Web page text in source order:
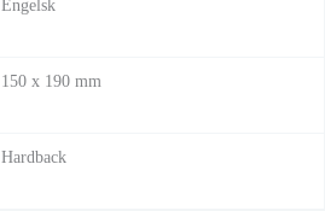
Engelsk
150 x 190 mm
Hardback